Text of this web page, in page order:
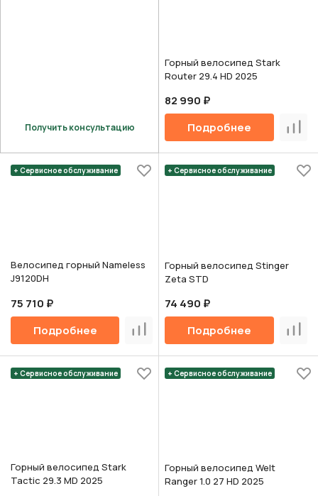
Получить консультацию
Горный велосипед Stark
Router 29.4 HD 2025
82 990 ₽
Подробнее
+ Сервисное обслуживание
Велосипед горный Nameless
J9120DH
75 710 ₽
Подробнее
Сравнить
+ Сервисное обслуживание
Горный велосипед Stinger
Zeta STD
74 490 ₽
Подробнее
+ Сервисное обслуживание
Горный велосипед Stark
Tactic 29.3 MD 2025
+ Сервисное обслуживание
Горный велосипед Welt
Ranger 1.0 27 HD 2025